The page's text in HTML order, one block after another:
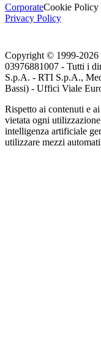
CorporateCookie Policy
Privacy Policy
Copyright © 1999-2026
03976881007 - Tutti i
S.p.A. - RTI S.p.A.,
Bassi) - Uffici Viale
Rispetto ai contenuti e
vietata ogni
intelligenza artificiale
utilizzare mezzi